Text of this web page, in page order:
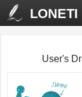
LONETI
User's